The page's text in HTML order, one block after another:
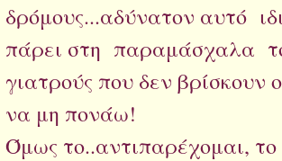
δρόμους...αδύνατον αυτό
πάρει στη παραμάσχαλα το
γιατρούς που δεν βρίσκουν
να μη πονάω!
Όμως το..αντιπαρέχομαι,